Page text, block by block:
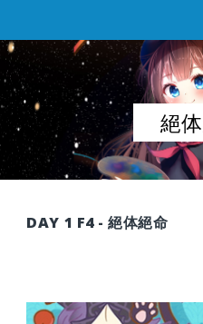
絕
DAY 1 F4 - 絕体絕命